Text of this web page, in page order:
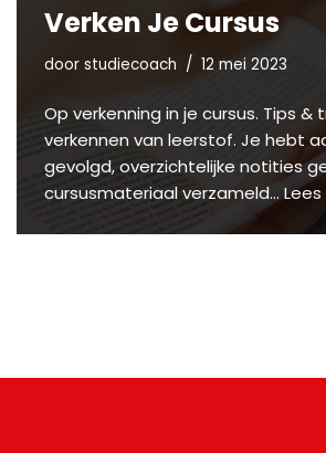
Verken Je Cursus
door studiecoach 12 mei 2023
Op verkenning in je cursus. Tips &
verkennen van leerstof. Je hebt
gevolgd, overzichtelijke notities
cursusmateriaal verzameld…